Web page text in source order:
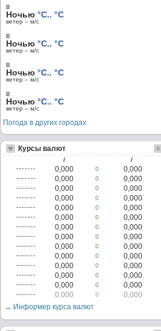
в
Ночью °C.. °C
ветер – м/c
в
Ночью °C.. °C
ветер – м/c
в
Ночью °C.. °C
ветер – м/c
в
Ночью °C.. °C
ветер – м/c
Погода в других городах
Курсы валют
/ /
0,000 0
0,000
0,000
0
0,000
0,000
0
0,000
0,000
0
0,000
0,000
0
0,000
0,000
0
0,000
0,000
0
0,000
0,000
0
0,000
0,000
0
0,000
0,000
0
0,000
0,000
0
0,000
0,000
0
0,000
0,000
0
0,000
0,000
0
0,000
→ Информер курса валют